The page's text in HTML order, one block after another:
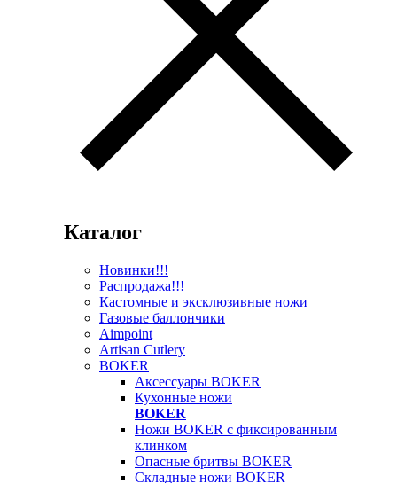
Каталог
Новинки!!!
Распродажа!!!
Кастомные и эксклюзивные ножи
Газовые баллончики
Aimpoint
Artisan Cutlery
BOKER
Аксессуары BOKER
Кухонные ножи
BOKER
Ножи BOKER с фиксированным
клинком
Опасные бритвы BOKER
Складные ножи BOKER